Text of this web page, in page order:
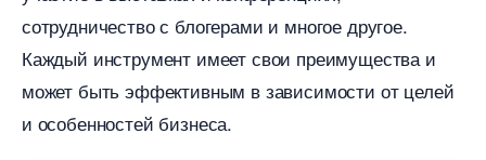
сотрудничество с блогерами и многое другое.
Каждый инструмент имеет свои преимущества и
может быть эффективным в зависимости от целей
и особенностей бизнеса.